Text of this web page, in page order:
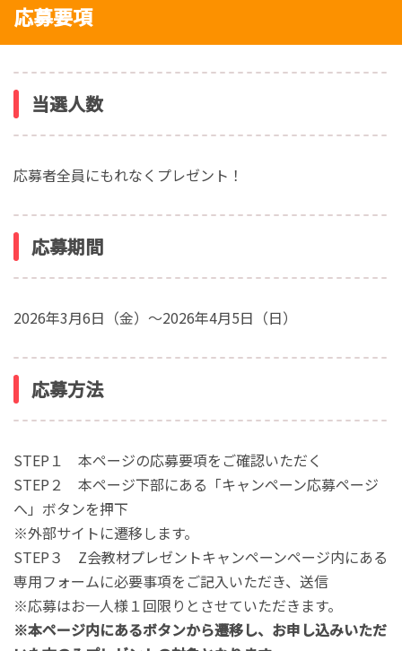
応募要項
当選人数
応募者全員にもれなくプレゼント！
応募期間
2026年3月6日（金）～2026年4月5日（日）
応募方法
STEP１ 本ページの応募要項をご確認いただく
STEP２ 本ページ下部にある「キャンペーン応募ページ
へ」ボタンを押下
※外部サイトに遷移します。
STEP３ Z会教材プレゼントキャンペーンページ内にある
専用フォームに必要事項をご記入いただき、送信
※応募はお一人様１回限りとさせていただきます。
※本ページ内にあるボタンから遷移し、お申し込みいただ